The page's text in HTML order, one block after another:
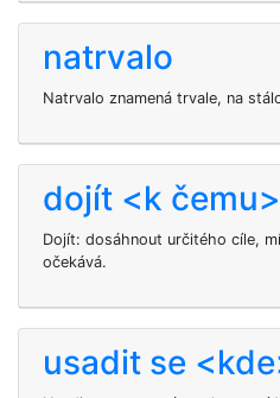
natrvalo
Natrvalo znamená trvale, na
dojít <k čemu>
Dojít: dosáhnout určitého cíle,
očekává.
usadit se